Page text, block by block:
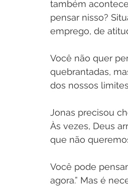
também
pensar nisso?
emprego, de
Você não quer
quebrantadas,
dos nossos
Jonas precisou
Às vezes, Deus
que não
Você pode
agora.” Mas é